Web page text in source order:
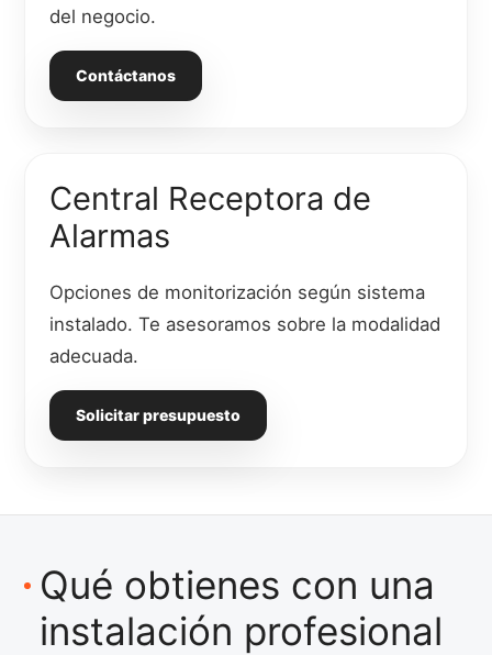
del negocio.
Contáctanos
Central Receptora de
Alarmas
Opciones de monitorización según sistema
instalado. Te asesoramos sobre la modalidad
adecuada.
Solicitar presupuesto
Qué obtienes con una
instalación profesional